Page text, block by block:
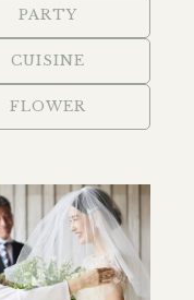
PARTY
CUISINE
FLOWER